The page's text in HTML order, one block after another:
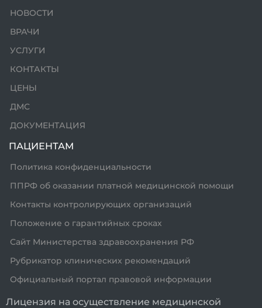
НОВОСТИ
ВРАЧИ
УСЛУГИ
КОНТАКТЫ
ЦЕНЫ
ДМС
ДОКУМЕНТАЦИЯ
ПАЦИЕНТАМ
Политика конфиденциальности
ППРФ об оказании платной медицинской помощи
Контакты контролирующих организаций
Положение о гарантийных сроках
Сайт Министерства здравоохранения РФ
Рубрикатор клинических рекомендаций
Официальный портал правовой информации
Лицензия на осуществление медицинской